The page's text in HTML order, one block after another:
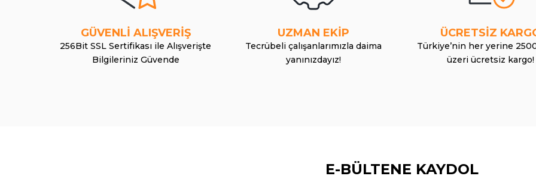
GÜVENLİ ALIŞVERİŞ
256Bit SSL Sertifikası ile Alışverişte
Bilgileriniz Güvende
UZMAN EKİP
Tecrübeli çalışanlarımızla daima
yanınızdayız!
ÜCRETSİZ
Türkiye’nin her yerine
üzeri ücretsiz kargo!
E-BÜLTENE KAYDOL